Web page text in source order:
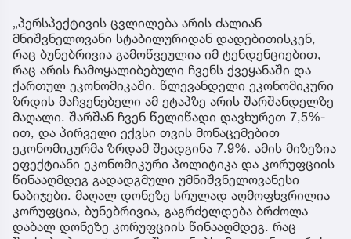
„პერსპექტივის ცვლილება არის ძალიან
მნიშვნელოვანი სტაბილურიდან დადებითისკენ,
რაც ბუნებრივია გამოწვეულია იმ ტენდენციებით,
რაც არის ჩამოყალიბებული ჩვენს ქვეყანაში და
ქართულ ეკონომიკაში. წლევანდელი ეკონომიკური
ზრდის მაჩვენებელი ამ ეტაპზე არის შარშანდელზე
მაღალი. შარშან ჩვენ წელიწადი დავხურეთ 7,5%-
ით, და პირველი ექვსი თვის მონაცემებით
ეკონომიკურმა ზრდამ შეადგინა 7.9%. ამის მიზეზია
ეფექტიანი ეკონომიკური პოლიტიკა და კორუფციის
წინააღმდეგ გადადგმული უმნიშვნელოვანესი
ნაბიჯები. მაღალ დონეზე სრულად აღმოფხვრილია
კორუფცია, ბუნებრივია, გაგრძელდება ბრძოლა
დაბალ დონეზე კორუფციის წინააღმდეგ. რაც